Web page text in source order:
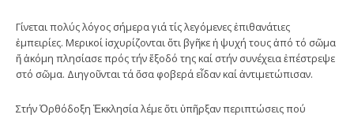
Γίνεται πολύς λόγος σήμερα γιά τίς λεγόμενες ἐπιθανάτιες
ἐμπειρίες. Μερικοί ἰσχυρίζονται ὅτι βγῆκε ἡ ψυχή τους ἀπό τό σῶμα
ἤ ἀκόμη πλησίασε πρός τήν ἔξοδό της καί στήν συνέχεια ἐπέστρεψε
στό σῶμα. Διηγοῦνται τά ὅσα φοβερά εἶδαν καί ἀντιμετώπισαν.
Στήν Ὀρθόδοξη Ἐκκλησία λέμε ὅτι ὑπῆρξαν περιπτώσεις πού